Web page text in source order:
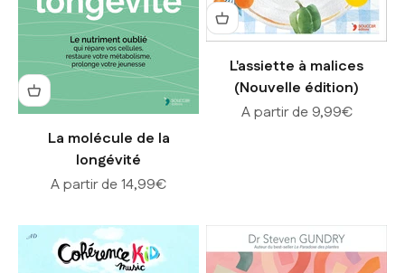
La molécule de la
longévité
Prix de vente
A partir de 14,99€
L'assiette à malices
(Nouvelle édition)
Prix de vente
A partir de 9,99€